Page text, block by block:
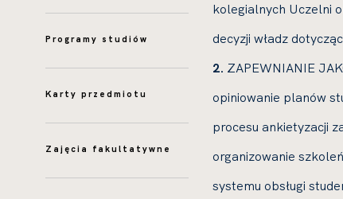
Programy studiów
Karty przedmiotu
Zajęcia fakultatywne
kolegialnych Uczelni
decyzji władz
2. ZAPEWNIANIE
opiniowanie planów
procesu ankietyzacji
organizowanie
systemu obsługi